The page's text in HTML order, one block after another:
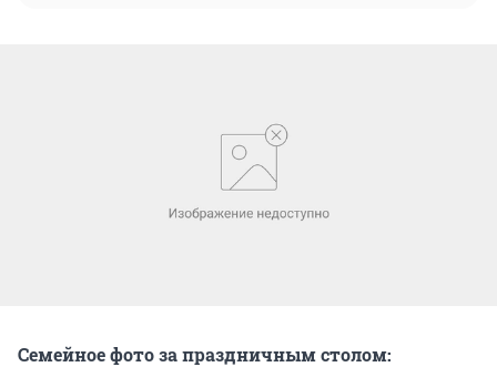
Семейное фото за праздничным столом: